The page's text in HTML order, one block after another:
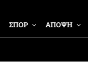
ΣΠΟΡ ΑΠΟΨΗ